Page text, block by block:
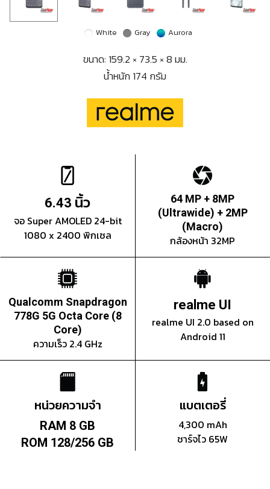
White Gray Aurora
ขนาด: 159.2 × 73.5 × 8 มม.
น้ำหนัก 174 กรัม
6.43 นิ้ว
จอ Super AMOLED 24-bit
1080 x 2400 พิกเซล
64 MP + 8MP
(Ultrawide) + 2MP
(Macro)
กล้องหน้า 32MP
Qualcomm Snapdragon
778G 5G Octa Core (8
Core)
ความเร็ว 2.4 GHz
realme UI
realme UI 2.0 based on
Android 11
หน่วยความจำ
RAM 8 GB
ROM 128/256 GB
แบตเตอรี่
4,300 mAh
ชาร์จไว 65W